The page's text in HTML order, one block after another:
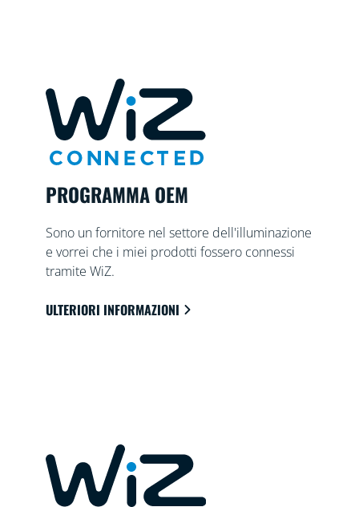
PROGRAMMA OEM
Sono un fornitore nel settore dell'illuminazione
e vorrei che i miei prodotti fossero connessi
tramite WiZ.
ULTERIORI INFORMAZIONI